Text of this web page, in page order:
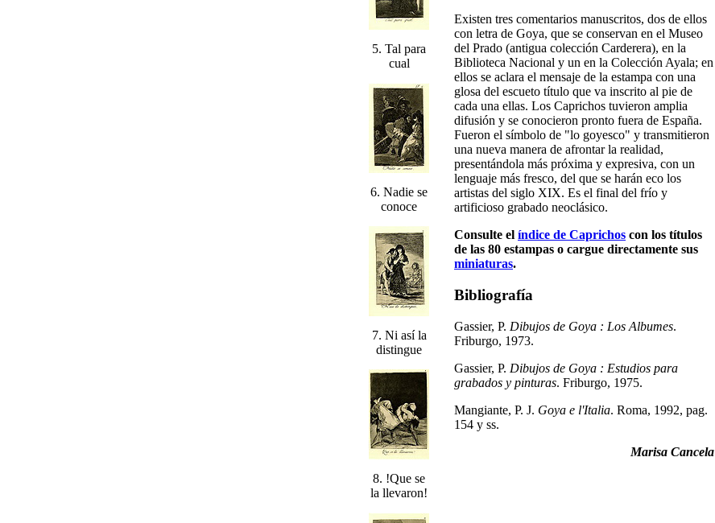
Existen tres comentarios manuscritos, dos de ellos
con letra de Goya, que se conservan en el Museo
del Prado (antigua colección Carderera), en la
Biblioteca Nacional y un en la Colección Ayala; en
ellos se aclara el mensaje de la estampa con una
glosa del escueto título que va inscrito al pie de
cada una ellas. Los Caprichos tuvieron amplia
difusión y se conocieron pronto fuera de España.
Fueron el símbolo de "lo goyesco" y transmitieron
una nueva manera de afrontar la realidad,
presentándola más próxima y expresiva, con un
lenguaje más fresco, del que se harán eco los
artistas del siglo XIX. Es el final del frío y
artificioso grabado neoclásico.
Consulte el índice de Caprichos con los títulos
de las 80 estampas o cargue directamente sus
miniaturas.
Bibliografía
Gassier, P. Dibujos de Goya : Los Albumes.
Friburgo, 1973.
Gassier, P. Dibujos de Goya : Estudios para
grabados y pinturas. Friburgo, 1975.
Mangiante, P. J. Goya e l'Italia. Roma, 1992, pag.
154 y ss.
Marisa Cancela
5. Tal para
cual
6. Nadie se
conoce
7. Ni así la
distingue
8. !Que se
la llevaron!